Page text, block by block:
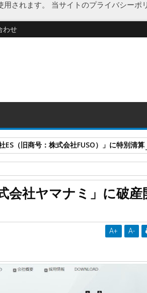
されます。 当サイトのプライバシーポ
わせ
ES（旧商号：株式会社FUSO）」に特別清
経済 少子化 水泳用品販売 水着屋どっと
産開始決定 競技人口減少で業績悪化
会社ヤマナミ」に破
A+ A-